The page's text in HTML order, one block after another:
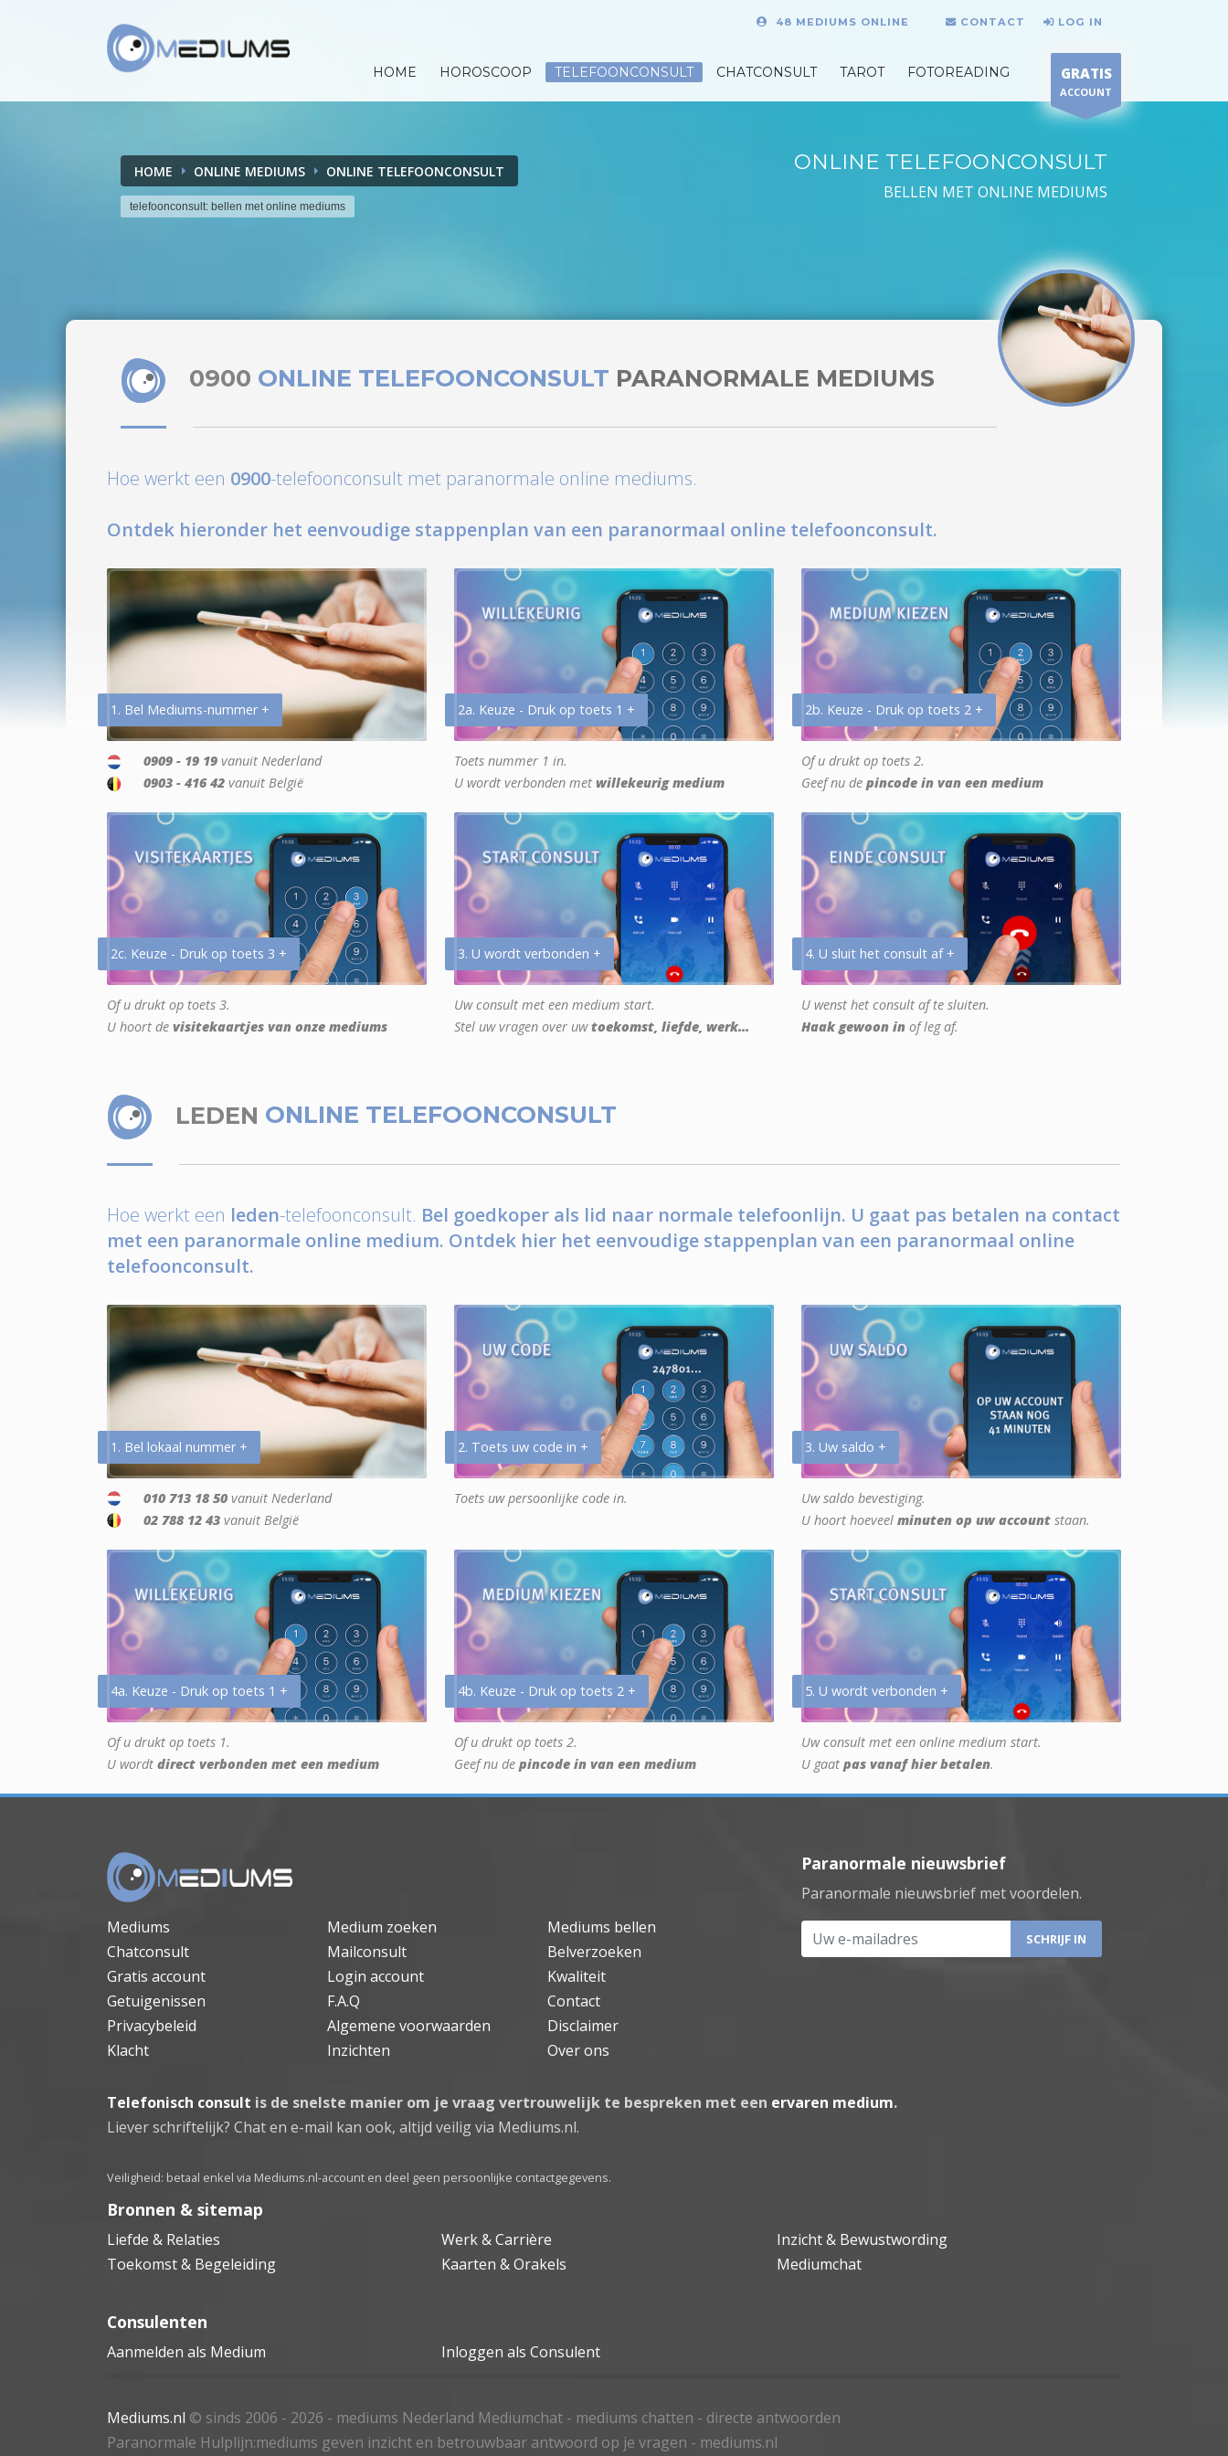
48 MEDIUMS ONLINE CONTACT LOG IN
HOME HOROSCOOP TELEFOONCONSULT CHATCONSULT TAROT FOTOREADING GRATIS
ACCOUNT
HOME ONLINE MEDIUMS ONLINE TELEFOONCONSULT
telefoonconsult: bellen met online mediums
ONLINE TELEFOONCONSULT
BELLEN MET ONLINE MEDIUMS
0900 ONLINE TELEFOONCONSULT PARANORMALE MEDIUMS
Hoe werkt een 0900-telefoonconsult met paranormale online mediums.
Ontdek hieronder het eenvoudige stappenplan van een paranormaal online telefoonconsult.
1. Bel Mediums-nummer +
0909 - 19 19 vanuit Nederland
0903 - 416 42 vanuit België
2a. Keuze - Druk op toets 1 +
Toets nummer 1 in.
U wordt verbonden met willekeurig medium
2b. Keuze - Druk op toets 2 +
Of u drukt op toets 2.
Geef nu de pincode in van een medium
2c. Keuze - Druk op toets 3 +
Of u drukt op toets 3.
U hoort de visitekaartjes van onze mediums
3. U wordt verbonden +
Uw consult met een medium start.
Stel uw vragen over uwtoekomst, liefde, werk...
4. U sluit het consult af +
U wenst het consult af te sluiten.
Haak gewoon in of leg af.
LEDEN ONLINE TELEFOONCONSULT
Hoe werkt een leden-telefoonconsult. Bel goedkoper als lid naar normale telefoonlijn. U gaat pas betalen na contact
met een paranormale online medium. Ontdek hier het eenvoudige stappenplan van een paranormaal online
telefoonconsult.
1. Bel lokaal nummer +
010 713 18 50 vanuit Nederland
02 788 12 43 vanuit België
2. Toets uw code in +
Toets uw persoonlijke code in.
3. Uw saldo +
Uw saldo bevestiging.
U hoort hoeveel minuten op uw account staan.
4a. Keuze - Druk op toets 1 +
Of u drukt op toets 1.
U wordt direct verbonden met een medium
4b. Keuze - Druk op toets 2 +
Of u drukt op toets 2.
Geef nu de pincode in van een medium
5. U wordt verbonden +
Uw consult met een online medium start.
U gaat pas vanaf hier betalen.
Mediums Medium zoeken
Mediums bellen
Chatconsult
Mailconsult
Belverzoeken
Gratis account
Login account
Kwaliteit
Getuigenissen
F.A.Q
Contact
Privacybeleid
Algemene voorwaarden
Disclaimer
Klacht
Inzichten Over ons
Paranormale nieuwsbrief
Paranormale nieuwsbrief met voordelen.
Uw e-mailadres
Telefonisch consult is de snelste manier om je vraag vertrouwelijk te bespreken met een ervaren medium.
Liever schriftelijk? Chat en e-mail kan ook, altijd veilig via Mediums.nl.
Veiligheid: betaal enkel via Mediums.nl-account en deel geen persoonlijke contactgegevens.
Bronnen & sitemap
Liefde & Relaties Werk & Carrière
Inzicht & Bewustwording
Toekomst & Begeleiding
Kaarten & Orakels Mediumchat
Consulenten
Aanmelden als Medium Inloggen als Consulent
Mediums.nl © sinds 2006 - 2026 - mediums Nederland Mediumchat - mediums chatten - directe antwoorden
Paranormale Hulplijn:mediums geven inzicht en betrouwbaar antwoord op je vragen - mediums.nl